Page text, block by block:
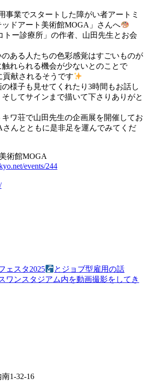
事業でスタートした障がい者アートミ
ッドアート美術館MOGA」さんへ
トー診療所」の作者、山田先生とお会
ある人たちの色彩感覚はすごいものが
れられる機会が少ないとのことで
献されるそうです
様子も見せてくれたり3時間もお話し
してサインまで描いて下さりありがと
ワ荘で山田先生の企画展を開催してお
さんとともに是非足を運んでみてくだ
術館MOGA
events/244
ェスタ2025
とジョブ型雇用の話
ワンスタジアム内を動画撮影をしてき
1-32-16